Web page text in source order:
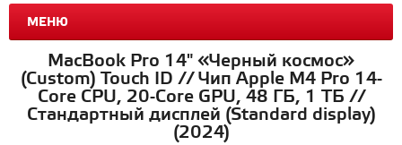
МЕНЮ
MacBook Pro 14" «Черный космос»
(Custom) Touch ID // Чип Apple M4 Pro 14-
Core CPU, 20-Core GPU, 48 ГБ, 1 ТБ //
Стандартный дисплей (Standard display)
(2024)